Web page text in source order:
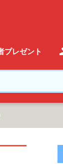
プレゼント